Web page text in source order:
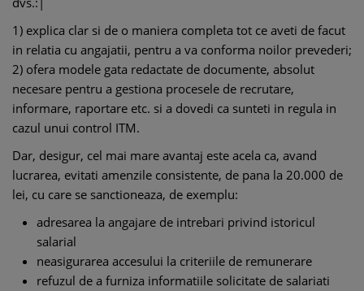
1) explica clar si de o maniera completa tot ce aveti de facut
in relatia cu angajatii, pentru a va conforma noilor prevederi;
2) ofera modele gata redactate de documente, absolut
necesare pentru a gestiona procesele de recrutare,
informare, raportare etc. si a dovedi ca sunteti in regula in
cazul unui control ITM.
Dar, desigur, cel mai mare avantaj este acela ca, avand
lucrarea, evitati amenzile consistente, de pana la 20.000 de
lei, cu care se sanctioneaza, de exemplu:
adresarea la angajare de intrebari privind istoricul
salarial
neasigurarea accesului la criteriile de remunerare
refuzul de a furniza informatiile solicitate de salariati